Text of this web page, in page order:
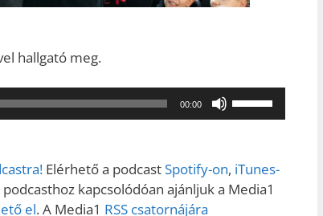
hallgató meg.
00:00
A
hangerő
csökkentéséhez
a
Elérhető a podcastSpotify-on, iTunes-
kapcsolódóan ajánljuk a Media1
el. A Media1 RSS csatornájára